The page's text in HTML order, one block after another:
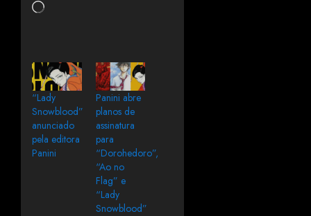
“Lady
Snowblood”
anunciado
pela editora
Panini
Panini abre
planos de
assinatura
para
“Dorohedoro”,
“Ao no
Flag” e
“Lady
Snowblood”